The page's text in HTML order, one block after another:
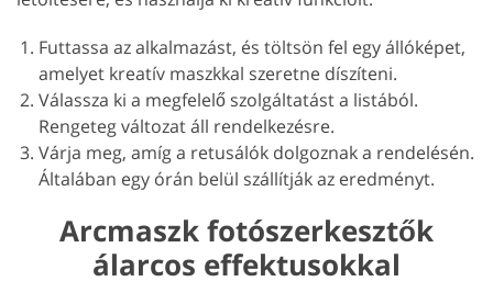
Futtassa az alkalmazást, és töltsön fel egy állóképet,
amelyet kreatív maszkkal szeretne díszíteni.
Válassza ki a megfelelő szolgáltatást a listából.
Rengeteg változat áll rendelkezésre.
Várja meg, amíg a retusálók dolgoznak a rendelésén.
Általában egy órán belül szállítják az eredményt.
Arcmaszk fotószerkesztők
álarcos effektusokkal